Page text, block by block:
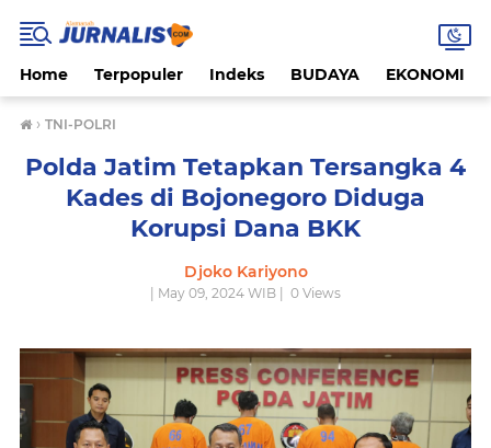
Home Terpopuler Indeks BUDAYA EKONOMI
› TNI-POLRI
Polda Jatim Tetapkan Tersangka 4
Kades di Bojonegoro Diduga
Korupsi Dana BKK
Djoko Kariyono
| May 09, 2024 WIB | 0 Views